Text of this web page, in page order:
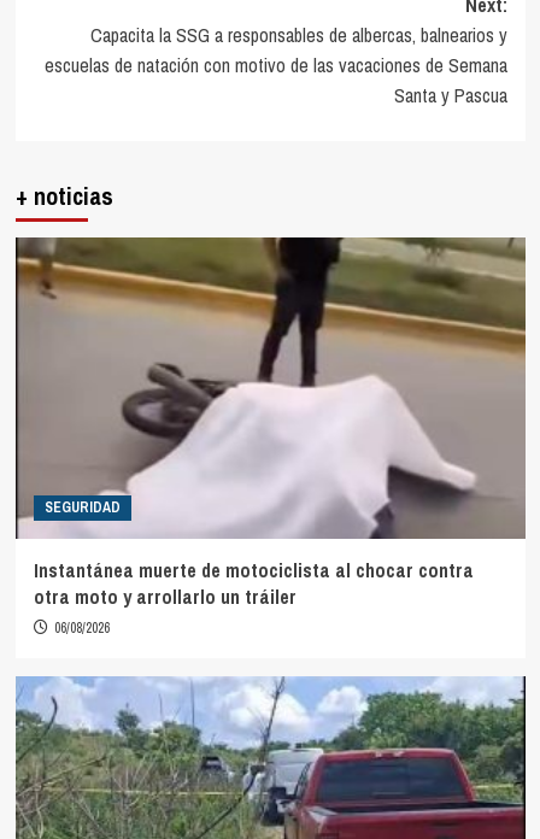
Capacita la SSG a responsables de albercas, balnearios y
escuelas de natación con motivo de las vacaciones de Semana
Santa y Pascua
+ noticias
SEGURIDAD
Instantánea muerte de motociclista al chocar contra
otra moto y arrollarlo un tráiler
06/08/2026